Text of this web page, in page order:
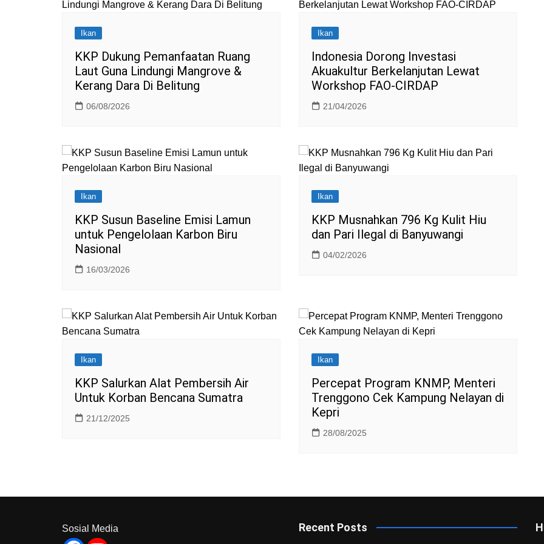
Ikan
KKP Dukung Pemanfaatan Ruang
Laut Guna Lindungi Mangrove &
Kerang Dara Di Belitung
06/08/2026
Ikan
Indonesia Dorong Investasi
Akuakultur Berkelanjutan Lewat
Workshop FAO-CIRDAP
21/04/2026
Ikan
KKP Susun Baseline Emisi Lamun
untuk Pengelolaan Karbon Biru
Nasional
16/03/2026
Ikan
KKP Musnahkan 796 Kg Kulit Hiu
dan Pari Ilegal di Banyuwangi
04/02/2026
Ikan
KKP Salurkan Alat Pembersih Air
Untuk Korban Bencana Sumatra
21/12/2025
Ikan
Percepat Program KNMP, Menteri
Trenggono Cek Kampung Nelayan di
Kepri
28/08/2025
Sosial Media Recent Posts